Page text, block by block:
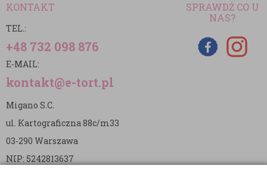
KONTAKT
TEL.:
+48 732 098 876
E-MAIL:
kontakt@e-tort.pl
Migano S.C.
ul. Kartograficzna 88c/m33
03-290 Warszawa
NIP: 5242813637
SPRAWDŹ CO U
NAS?